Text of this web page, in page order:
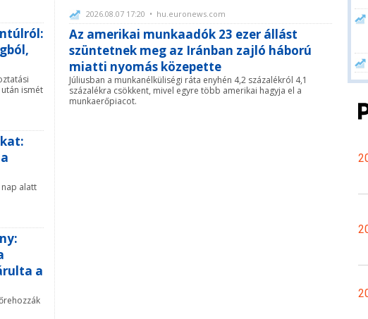
ismét
alatt
a
2026.08.07 17:20 • hu.euronews.com
Az amerikai munkaadók 23 ezer állást
szüntetnek meg az Iránban zajló háború
miatti nyomás közepette
Júliusban a munkanélküliségi ráta enyhén 4,2 százalékról 4,1
százalékra csökkent, mivel egyre több amerikai hagyja el a
munkaerőpiacot.